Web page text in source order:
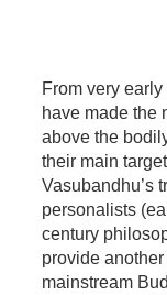
From very
have made the
above the
their main
Vasubandhu’s
personalists
century
provide
mainstream